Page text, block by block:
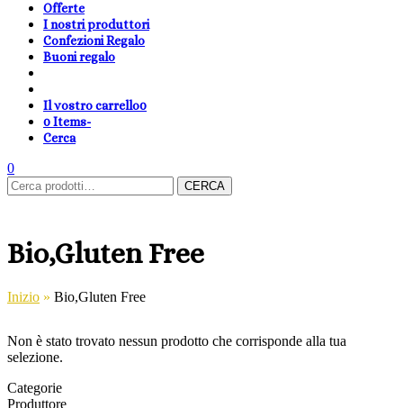
Offerte
I nostri produttori
Confezioni Regalo
Buoni regalo
Il vostro carrello0
0 Items-
Cerca
0shopping-
basket
Area
Clienti
search
cambia
lingua
Carrello
Cerca: CERCA
Bio,Gluten Free
Inizio » Bio,Gluten Free
Non è stato trovato nessun prodotto che corrisponde alla tua
selezione.
Categorie
Produttore